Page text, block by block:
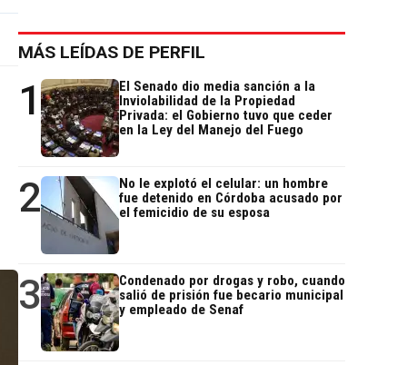
MÁS LEÍDAS DE PERFIL
1
El Senado dio media sanción a la
Inviolabilidad de la Propiedad
Privada: el Gobierno tuvo que ceder
en la Ley del Manejo del Fuego
2
No le explotó el celular: un hombre
fue detenido en Córdoba acusado por
el femicidio de su esposa
3
Condenado por drogas y robo, cuando
salió de prisión fue becario municipal
y empleado de Senaf